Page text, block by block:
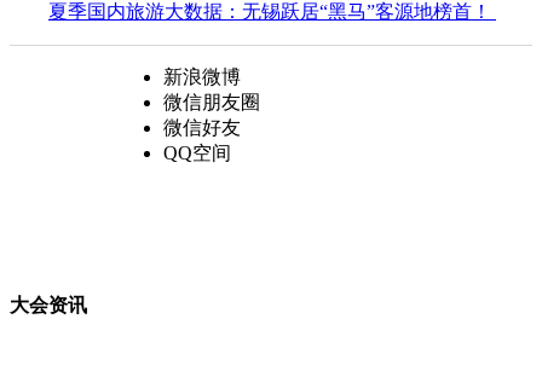
夏季国内旅游大数据：无锡跃居“黑马”客源地榜首！
新浪微博
微信朋友圈
微信好友
QQ空间
大会资讯